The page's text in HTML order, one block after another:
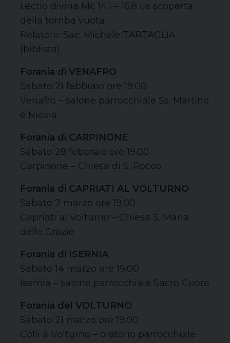
Lectio divina Mc 14.1 – 16.8 La scoperta
della tomba vuota
Relatore: Sac. Michele TARTAGLIA
(biblista)
Forania di VENAFRO
Sabato 21 febbraio ore 19.00
Venafro – salone parrocchiale Ss. Martino
e Nicola
Forania di CARPINONE
Sabato 28 febbraio ore 19.00
Carpinone – Chiesa di S. Rocco
Forania di CAPRIATI AL VOLTURNO
Sabato 7 marzo ore 19.00
Capriati al Volturno – Chiesa S. Maria
delle Grazie
Forania di ISERNIA
Sabato 14 marzo ore 19.00
Isernia – salone parrocchiale Sacro Cuore
Forania del VOLTURNO
Sabato 21 marzo ore 19.00
Colli a Volturno – oratorio parrocchiale